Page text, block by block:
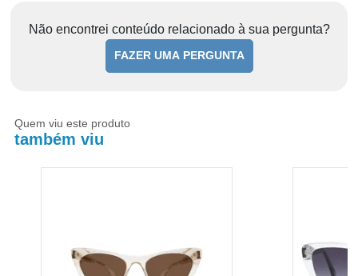
Não encontrei conteúdo relacionado à sua pergunta?
FAZER UMA PERGUNTA
Quem viu este produto
também viu